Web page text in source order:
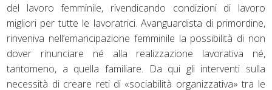
del lavoro femminile, rivendicando condizioni di lavoro
migliori per tutte le lavoratrici. Avanguardista di primordine,
rinveniva nell’emancipazione femminile la possibilità di non
dover rinunciare né alla realizzazione lavorativa né,
tantomeno, a quella familiare. Da qui gli interventi sulla
necessità di creare reti di «sociabilità organizzativa» tra le